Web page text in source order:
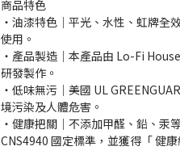
商品特色
・油漆特色｜平光、水性、虹牌全
使用。
・產品製造｜本產品由 Lo-Fi
研發製作。
・低味無污｜美國 UL
境污染及人體危害。
・健康把關｜不添加甲醛、鉛、汞
CNS4940 國定標準，並獲得「 健康